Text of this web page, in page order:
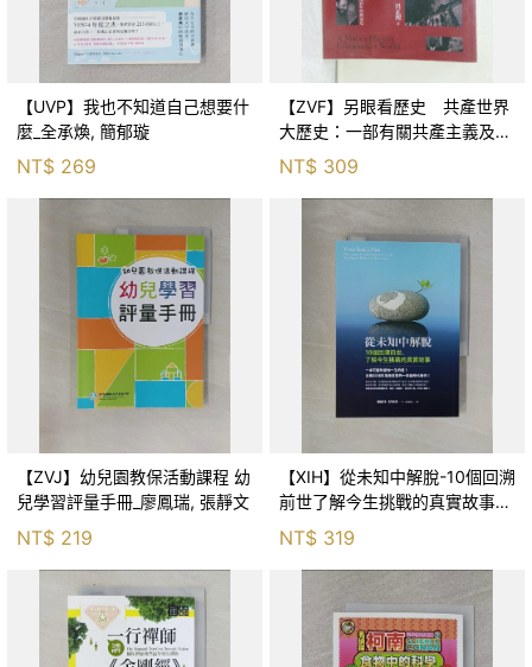
【UVP】我也不知道自己想要什
麼_全承煥, 簡郁璇
NT$ 269
【ZVF】另眼看歷史 共產世界
大歷史：一部有關共產主義及共
產黨兩百年的興衰史_呂正理
NT$ 309
【ZVJ】幼兒園教保活動課程 幼
兒學習評量手冊_廖鳳瑞, 張靜文
NT$ 219
【XIH】從未知中解脫-10個回溯
前世了解今生挑戰的真實故事_
羅伯特．舒
NT$ 319